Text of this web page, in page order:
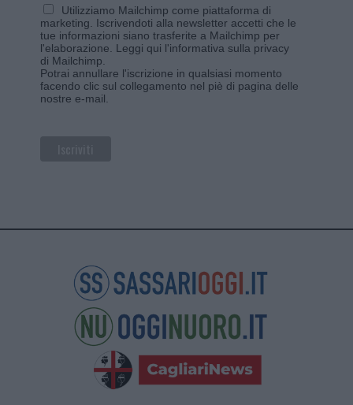
Utilizziamo Mailchimp come piattaforma di
marketing. Iscrivendoti alla newsletter accetti che le
tue informazioni siano trasferite a Mailchimp per
l'elaborazione. Leggi qui l'informativa sulla privacy
di Mailchimp
Potrai annullare l'iscrizione in qualsiasi momento
facendo clic sul collegamento nel piè di pagina delle
nostre e-mail.